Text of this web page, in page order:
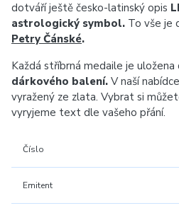
dotváří ještě česko-latinský opis
astrologický symbol. To vše je
Petry Čánské.
Každá stříbrná medaile je uložena
dárkového balení. V naší
vyražený ze zlata. Vybrat si
vyryjeme text dle vašeho přání.
Číslo
Emitent